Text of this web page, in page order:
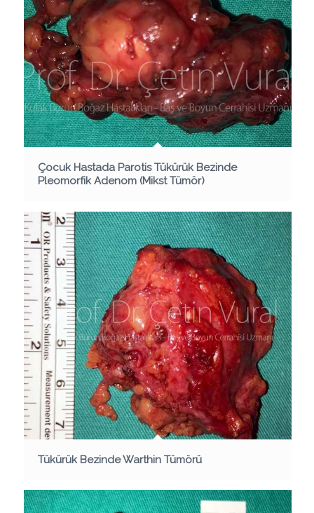
Çocuk Hastada Parotis Tükürük Bezinde
Pleomorfik Adenom (Mikst Tümör)
Tükürük Bezinde Warthin Tümörü